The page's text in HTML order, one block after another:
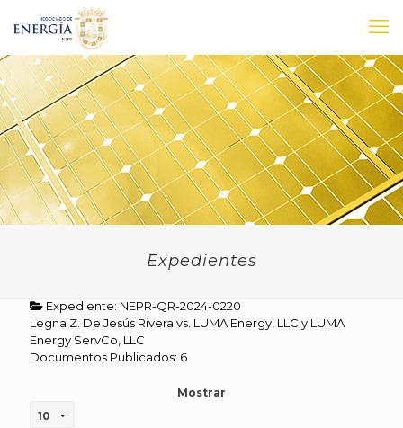
Expedientes
Expediente: NEPR-QR-2024-0220
Legna Z. De Jesús Rivera vs. LUMA Energy, LLC y LUMA
Energy ServCo, LLC
Documentos Publicados: 6
Mostrar